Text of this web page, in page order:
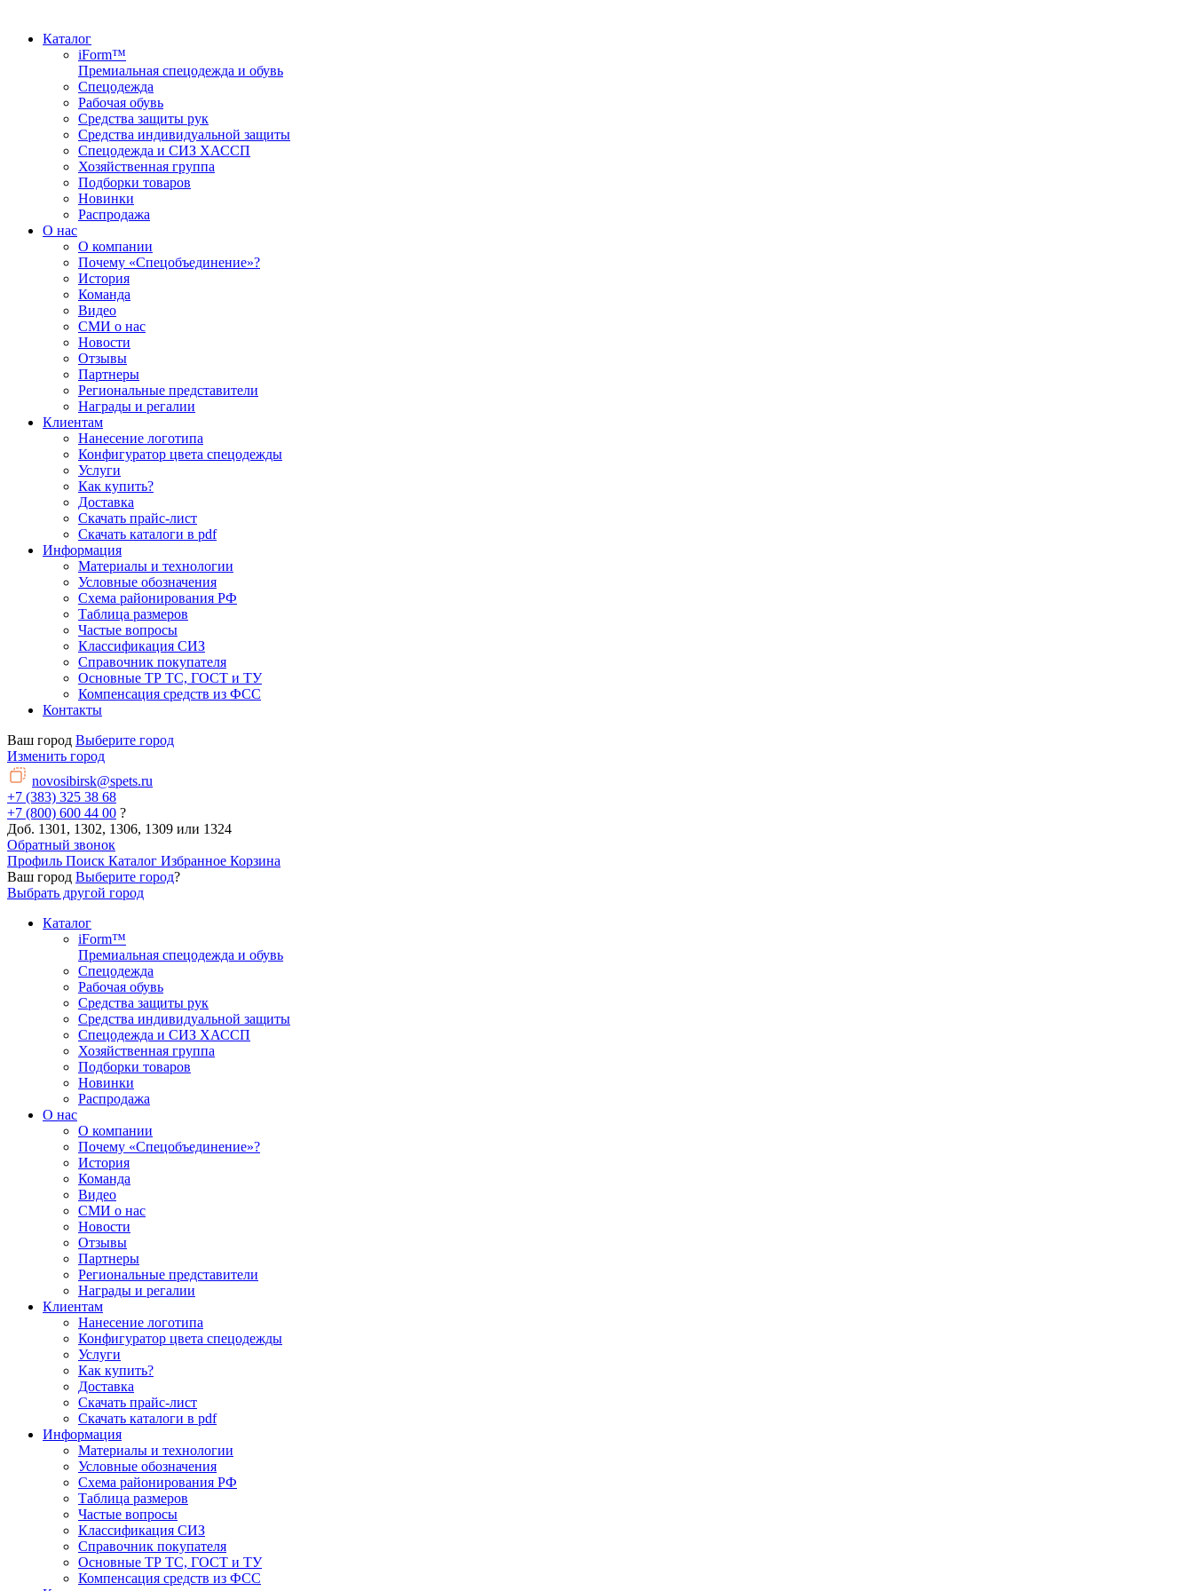
Каталог
iForm™
Премиальная спецодежда и обувь
Спецодежда
Рабочая обувь
Средства защиты рук
Средства индивидуальной защиты
Спецодежда и СИЗ ХАССП
Хозяйственная группа
Подборки товаров
Новинки
Распродажа
О нас
О компании
Почему «Спецобъединение»?
История
Команда
Видео
СМИ о нас
Новости
Отзывы
Партнеры
Региональные представители
Награды и регалии
Клиентам
Нанесение логотипа
Конфигуратор цвета спецодежды
Услуги
Как купить?
Доставка
Скачать прайс-лист
Скачать каталоги в pdf
Информация
Материалы и технологии
Условные обозначения
Схема районирования РФ
Таблица размеров
Частые вопросы
Классификация СИЗ
Справочник покупателя
Основные ТР ТС, ГОСТ и ТУ
Компенсация средств из ФСС
Контакты
Ваш город Выберите город
Изменить город
novosibirsk@spets.ru
+7 (383) 325 38 68
+7 (800) 600 44 00 ?
Доб. 1301, 1302, 1306, 1309 или 1324
Обратный звонок
Профиль Поиск Каталог Избранное Корзина
Ваш город Выберите город?
Выбрать другой город
Каталог
iForm™
Премиальная спецодежда и обувь
Спецодежда
Рабочая обувь
Средства защиты рук
Средства индивидуальной защиты
Спецодежда и СИЗ ХАССП
Хозяйственная группа
Подборки товаров
Новинки
Распродажа
О нас
О компании
Почему «Спецобъединение»?
История
Команда
Видео
СМИ о нас
Новости
Отзывы
Партнеры
Региональные представители
Награды и регалии
Клиентам
Нанесение логотипа
Конфигуратор цвета спецодежды
Услуги
Как купить?
Доставка
Скачать прайс-лист
Скачать каталоги в pdf
Информация
Материалы и технологии
Условные обозначения
Схема районирования РФ
Таблица размеров
Частые вопросы
Классификация СИЗ
Справочник покупателя
Основные ТР ТС, ГОСТ и ТУ
Компенсация средств из ФСС